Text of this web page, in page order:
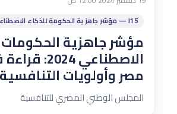
I15 — مؤشر جاهزية الحكومة للذكاء الاصطناعي
مؤشر جاهزية الحكومات
الاصطناعي
مصر وأولويات التنافسية
المجلس الوطني المصري للتنافسية